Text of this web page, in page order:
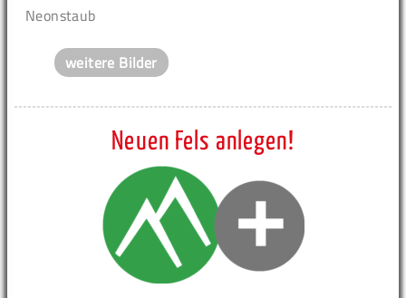
Neonstaub
weitere Bilder
Neuen Fels anlegen!